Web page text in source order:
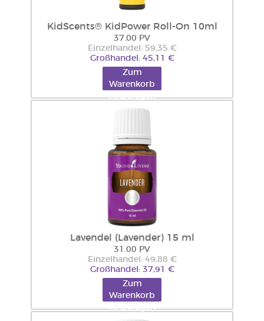
KidScents® KidPower Roll-On 10ml
37.00 PV
Einzelhandel: 59,35 €
Großhandel: 45,11 €
Zum
Warenkorb
hinzufügen
Lavendel (Lavender) 15 ml
31.00 PV
Einzelhandel: 49,88 €
Großhandel: 37,91 €
Zum
Warenkorb
hinzufügen